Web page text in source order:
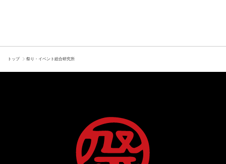
トップ 祭り・イベント総合研究所